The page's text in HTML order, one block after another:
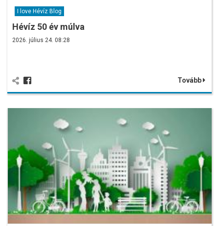
I love Hévíz Blog
Hévíz 50 év múlva
2026. július 24. 08:28
Tovább